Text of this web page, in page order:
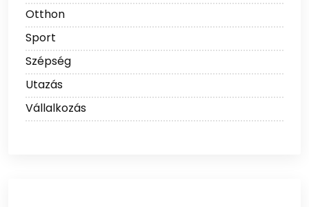
Otthon
Sport
Szépség
Utazás
Vállalkozás